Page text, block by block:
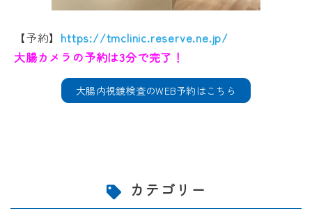
【予約】 https://tmclinic.reserve.ne.jp/
大腸カメラの予約は3分で完了！
大腸内視鏡検査のWEB予約はこちら
カテゴリー